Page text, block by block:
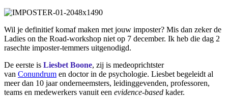
Wil je definitief komaf maken met jouw imposter? Mis dan zeker de
Ladies on the Road-workshop niet op 7 december. Ik heb die dag 2
rasechte imposter-temmers uitgenodigd.
De eerste is Liesbet Boone, zij is medeoprichtster
van Conundrum en doctor in de psychologie. Liesbet begeleidt al
meer dan 10 jaar onderneemsters, leidinggevenden, professoren,
teams en medewerkers vanuit een evidence-based kader.